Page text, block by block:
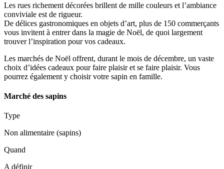
Les rues richement décorées brillent de mille couleurs et l’ambiance
conviviale est de rigueur.
De délices gastronomiques en objets d’art, plus de 150 commerçants
vous invitent à entrer dans la magie de Noël, de quoi largement
trouver l’inspiration pour vos cadeaux.
Les marchés de Noël offrent, durant le mois de décembre, un vaste
choix d’idées cadeaux pour faire plaisir et se faire plaisir. Vous
pourrez également y choisir votre sapin en famille.
Marché des sapins
Type
Non alimentaire (sapins)
Quand
A définir